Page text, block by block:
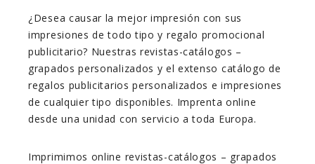
¿Desea causar la mejor impresión con sus
impresiones de todo tipo y regalo promocional
publicitario? Nuestras revistas-catálogos –
grapados personalizados y el extenso catálogo de
regalos publicitarios personalizados e impresiones
de cualquier tipo disponibles. Imprenta online
desde una unidad con servicio a toda Europa.
Imprimimos online revistas-catálogos – grapados